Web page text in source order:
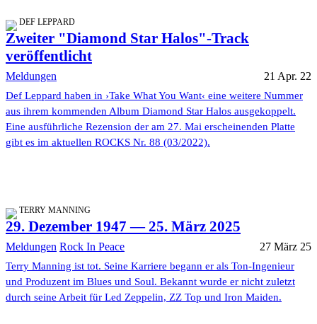
DEF LEPPARD
Zweiter "Diamond Star Halos"-Track
veröffentlicht
Meldungen 21 Apr. 22
Def Leppard haben in ›Take What You Want‹ eine weitere Nummer
aus ihrem kommenden Album Diamond Star Halos ausgekoppelt.
Eine ausführliche Rezension der am 27. Mai erscheinenden Platte
gibt es im aktuellen ROCKS Nr. 88 (03/2022).
TERRY MANNING
29. Dezember 1947 — 25. März 2025
Meldungen Rock In Peace 27 März 25
Terry Manning ist tot. Seine Karriere begann er als Ton-Ingenieur
und Produzent im Blues und Soul. Bekannt wurde er nicht zuletzt
durch seine Arbeit für Led Zeppelin, ZZ Top und Iron Maiden.